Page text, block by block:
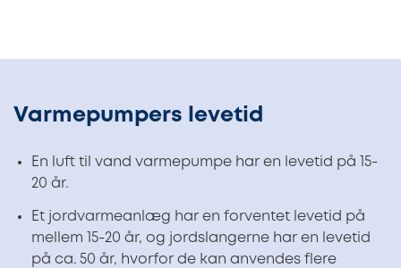
Varmepumpers levetid
En luft til vand varmepumpe har en levetid på 15-
20 år.
Et jordvarmeanlæg har en forventet levetid på
mellem 15-20 år, og jordslangerne har en levetid
på ca. 50 år, hvorfor de kan anvendes flere